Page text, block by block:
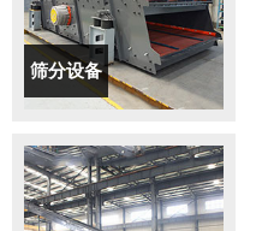
筛分设备